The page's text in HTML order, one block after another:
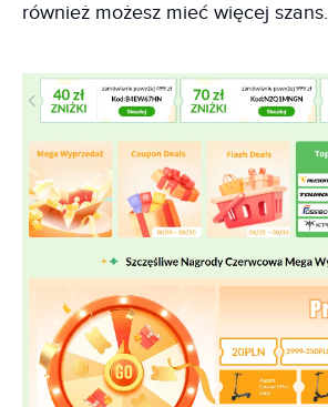
również możesz mieć więcej szans.